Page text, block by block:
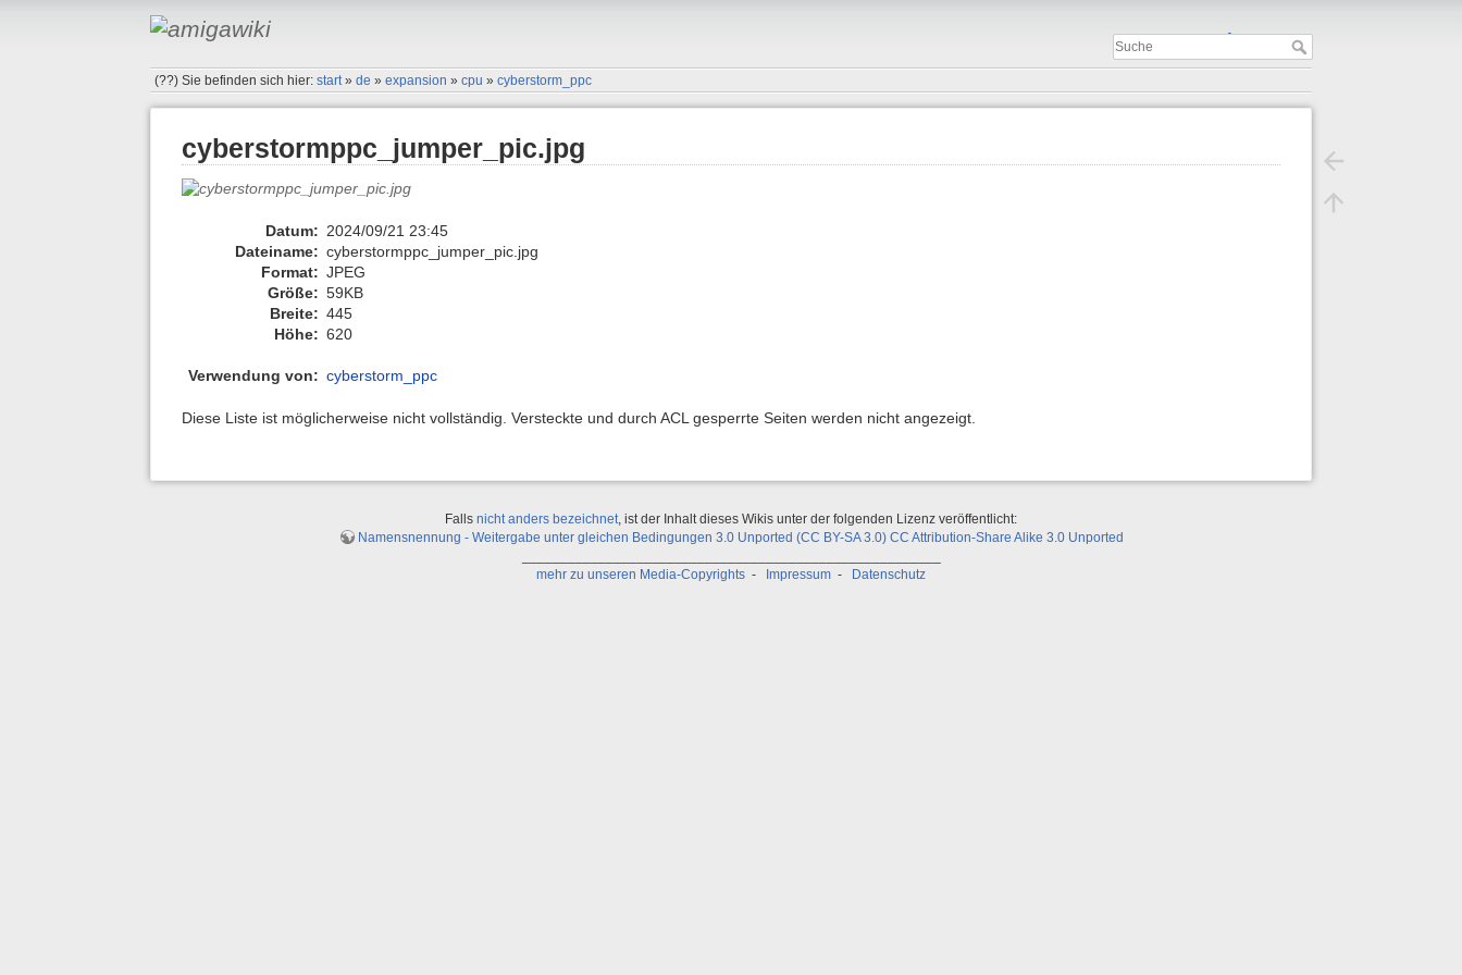
Important
(??)Sie befinden sich hier:start »de »expansion »cpu »cyberstorm_ppc
cyberstormppc_jumper_pic.jpg
Datum: 2024/09/21 23:45
Dateiname: cyberstormppc_jumper_pic.jpg
Format: JPEG
Größe: 59KB
Breite: 445
Höhe: 620
Verwendung von: cyberstorm_ppc
Diese Liste ist möglicherweise nicht vollständig. Versteckte und durch ACL gesperrte Seiten werden nicht angezeigt.
Falls nicht anders bezeichnet, ist der Inhalt dieses Wikis unter der folgenden Lizenz veröffentlicht:
Namensnennung - Weitergabe unter gleichen Bedingungen 3.0 Unported (CC BY-SA 3.0) CC Attribution-Share Alike 3.0 Unported
mehr zu unseren Media-Copyrights - Impressum - Datenschutz